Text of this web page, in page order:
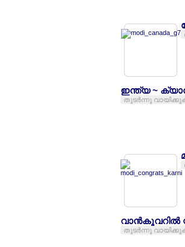
ഇന്ത്യ ~
തുടര്‍ന്നു
വാന്‍കൂവറില്‍
തുടര്‍ന്നു